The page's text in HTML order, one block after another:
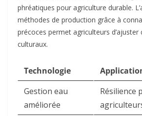
phréatiques pour agriculture durable.
méthodes de production grâce à
précoces permet agriculteurs d’ajuster
culturaux.
Technologie
Gestion eau
améliorée
Résilience